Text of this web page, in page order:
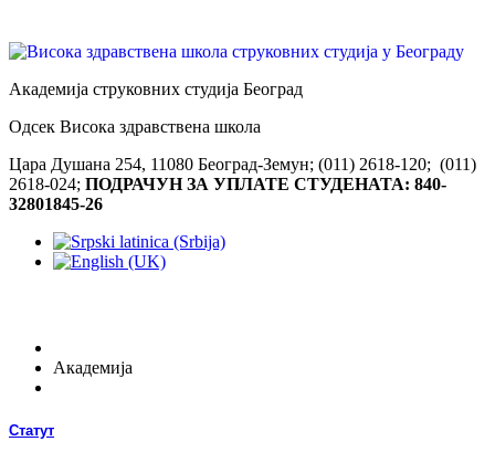
Академија струковних студија Београд
Одсек Висока здравствена школа
Цара Душана 254, 11080 Београд-Земун; (011) 2618-120; (011)
2618-024; ПОДРАЧУН ЗА УПЛАТЕ СТУДЕНАТА: 840-
32801845-26
Академија
Статут